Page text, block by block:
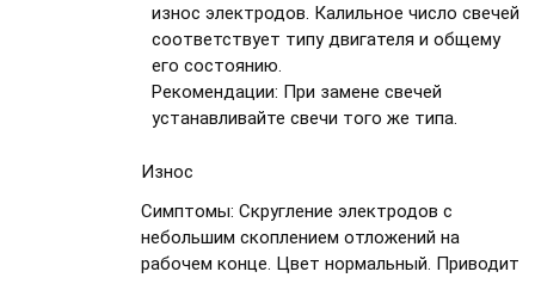
износ электродов. Калильное число свечей
соответствует типу двигателя и общему
его состоянию.
Рекомендации: При замене свечей
устанавливайте свечи того же типа.
Износ
Симптомы: Скругление электродов с
небольшим скоплением отложений на
рабочем конце. Цвет нормальный. Приводит